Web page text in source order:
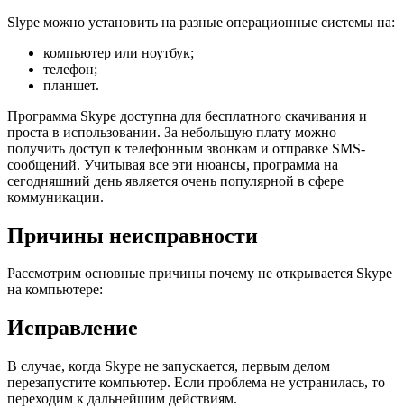
Slype можно установить на разные операционные системы на:
компьютер или ноутбук;
телефон;
планшет.
Программа Skype доступна для бесплатного скачивания и
проста в использовании. За небольшую плату можно
получить доступ к телефонным звонкам и отправке SMS-
сообщений. Учитывая все эти нюансы, программа на
сегодняшний день является очень популярной в сфере
коммуникации.
Причины неисправности
Рассмотрим основные причины почему не открывается Skype
на компьютере:
Исправление
В случае, когда Skype не запускается, первым делом
перезапустите компьютер. Если проблема не устранилась, то
переходим к дальнейшим действиям.